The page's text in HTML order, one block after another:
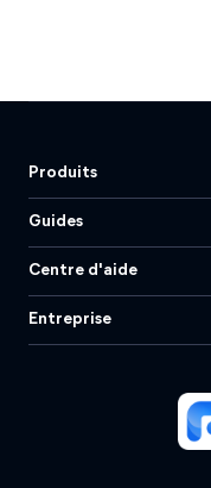
Produits
Guides
Centre d'aide
Entreprise